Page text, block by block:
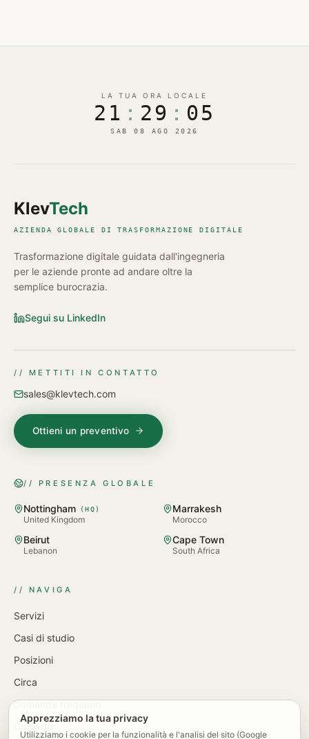
LA TUA ORA LOCALE
21 : 29 : 06
SAB 08 AGO 2026
KlevTech
AZIENDA GLOBALE DI TRASFORMAZIONE DIGITALE
Trasformazione digitale guidata dall'ingegneria
per le aziende pronte ad andare oltre la
semplice burocrazia.
Segui su LinkedIn
// METTITI IN CONTATTO
sales@klevtech.com
Ottieni un preventivo
// PRESENZA GLOBALE
Nottingham ( HQ )
United Kingdom
Marrakesh
Morocco
Beirut
Lebanon
Cape Town
South Africa
// NAVIGA
Servizi
Casi di studio
Posizioni
Circa
Domande frequenti
Contatto
Apprezziamo la tua privacy
Utilizziamo i cookie per la funzionalità e l'analisi del sito (Google